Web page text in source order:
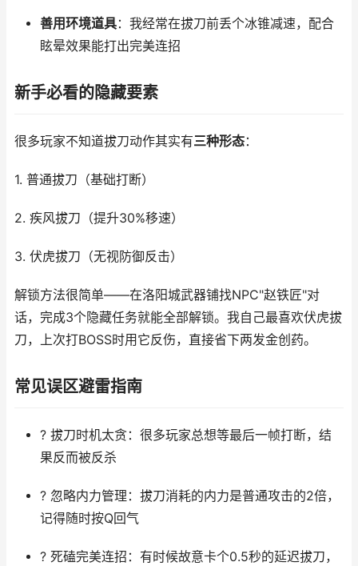
善用环境道具：我经常在拔刀前丢个冰锥减速，配合
眩晕效果能打出完美连招
新手必看的隐藏要素
很多玩家不知道拔刀动作其实有三种形态：
1. 普通拔刀（基础打断）
2. 疾风拔刀（提升30%移速）
3. 伏虎拔刀（无视防御反击）
解锁方法很简单——在洛阳城武器铺找NPC"赵铁匠"对
话，完成3个隐藏任务就能全部解锁。我自己最喜欢伏虎拔
刀，上次打BOSS时用它反伤，直接省下两发金创药。
常见误区避雷指南
? 拔刀时机太贪：很多玩家总想等最后一帧打断，结
果反而被反杀
? 忽略内力管理：拔刀消耗的内力是普通攻击的2倍，
记得随时按Q回气
? 死磕完美连招：有时候故意卡个0.5秒的延迟拔刀，